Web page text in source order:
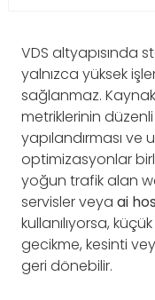
VDS altyapısında
yalnızca yüksek
sağlanmaz.
metriklerinin
yapılandırması
optimizasyonlar
yoğun trafik alan
servisler veya ai
kullanılıyorsa,
gecikme, kesinti
geri dönebilir.